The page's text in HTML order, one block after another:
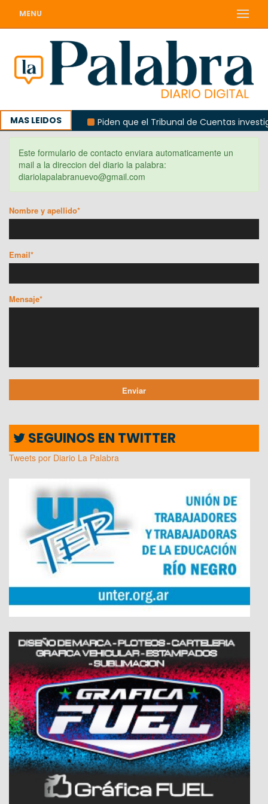
MENU
MAS LEIDOS
Colorada Piden que el Tribunal de Cuentas
Este formulario de contacto enviara automaticamente un
mail a la direccion del diario la palabra:
diariolapalabranuevo@gmail.com
Nombre y apellido*
Email*
Mensaje*
SEGUINOS EN TWITTER
Tweets por Diario La Palabra